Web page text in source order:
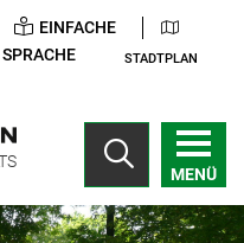
EINFACHE
SPRACHE
STADTPLAN
MENÜ